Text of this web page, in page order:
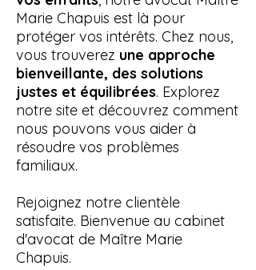
Marie Chapuis est là pour
protéger vos intérêts. Chez nous,
vous trouverez une approche
bienveillante, des solutions
justes et équilibrées. Explorez
notre site et découvrez comment
nous pouvons vous aider à
résoudre vos problèmes
familiaux.
Rejoignez notre clientèle
satisfaite. Bienvenue au cabinet
d'avocat de Maître Marie
Chapuis.